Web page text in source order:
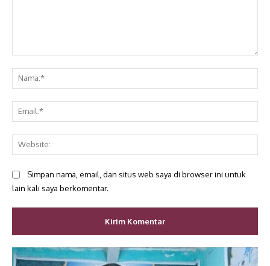
Simpan nama, email, dan situs web saya di browser ini untuk
lain kali saya berkomentar.